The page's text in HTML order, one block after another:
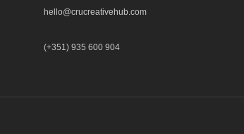
hello@crucreativehub.com
(+351) 935 600 904